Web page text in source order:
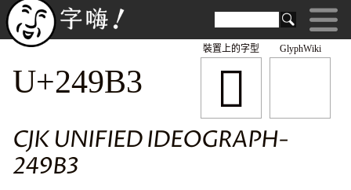
GlyphWiki
𤦳
裝置上的字型
U+249B3
CJK UNIFIED IDEOGRAPH-
249B3